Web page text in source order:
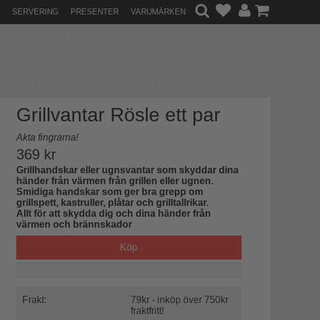
SERVERING PRESENTER VARUMÄRKEN
Grillvantar Rösle ett par
Akta fingrarna!
369 kr
Grillhandskar eller ugnsvantar som skyddar dina
händer från värmen från grillen eller ugnen.
Smidiga handskar som ger bra grepp om
grillspett, kastruller, plåtar och grilltallrikar.
Allt för att skydda dig och dina händer från
värmen och brännskador
Köp
Frakt:
79kr - inköp över 750kr
fraktfritt!